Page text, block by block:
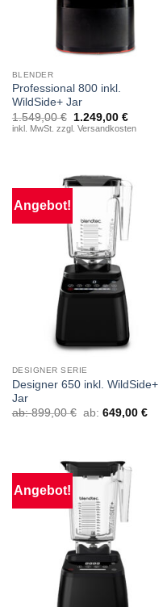
BLENDER
Professional 800 inkl.
WildSide+ Jar
1.549,00€
Ursprünglicher
Preis
1.249,00 €Aktueller
Preis
inkl. MwSt. zzgl. Versandkosten
Angebot!
DESIGNER SERIE
Designer 650 inkl. WildSide+
Jar
ab:899,00€ ab: 649,00 €
Angebot!